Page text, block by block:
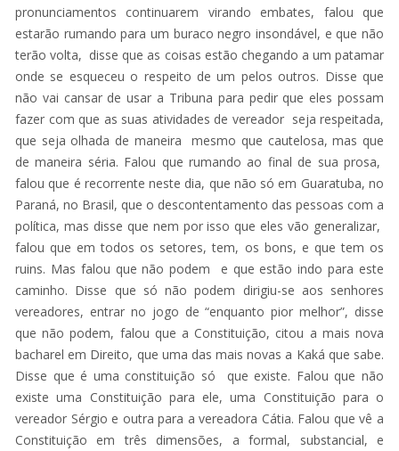
pronunciamentos continuarem virando embates, falou que
estarão rumando para um buraco negro insondável, e que não
terão volta, disse que as coisas estão chegando a um patamar
onde se esqueceu o respeito de um pelos outros. Disse que
não vai cansar de usar a Tribuna para pedir que eles possam
fazer com que as suas atividades de vereador seja respeitada,
que seja olhada de maneira mesmo que cautelosa, mas que
de maneira séria. Falou que rumando ao final de sua prosa,
falou que é recorrente neste dia, que não só em Guaratuba, no
Paraná, no Brasil, que o descontentamento das pessoas com a
política, mas disse que nem por isso que eles vão generalizar,
falou que em todos os setores, tem, os bons, e que tem os
ruins. Mas falou que não podem e que estão indo para este
caminho. Disse que só não podem dirigiu-se aos senhores
vereadores, entrar no jogo de “enquanto pior melhor”, disse
que não podem, falou que a Constituição, citou a mais nova
bacharel em Direito, que uma das mais novas a Kaká que sabe.
Disse que é uma constituição só que existe. Falou que não
existe uma Constituição para ele, uma Constituição para o
vereador Sérgio e outra para a vereadora Cátia. Falou que vê a
Constituição em três dimensões, a formal, substancial, e